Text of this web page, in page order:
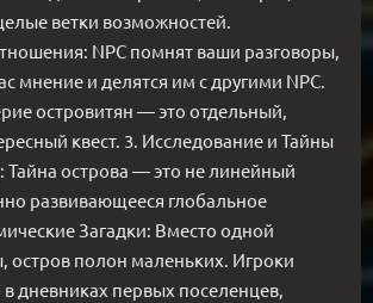
ветки возможностей.
NPC помнят ваши разговоры,
мнение и делятся им с другими NPC.
островитян — это отдельный,
квест. 3. Исследование и Тайны
острова — это не линейный
развивающееся глобальное
Загадки: Вместо одной
остров полон маленьких. Игроки
в дневниках первых поселенцев,